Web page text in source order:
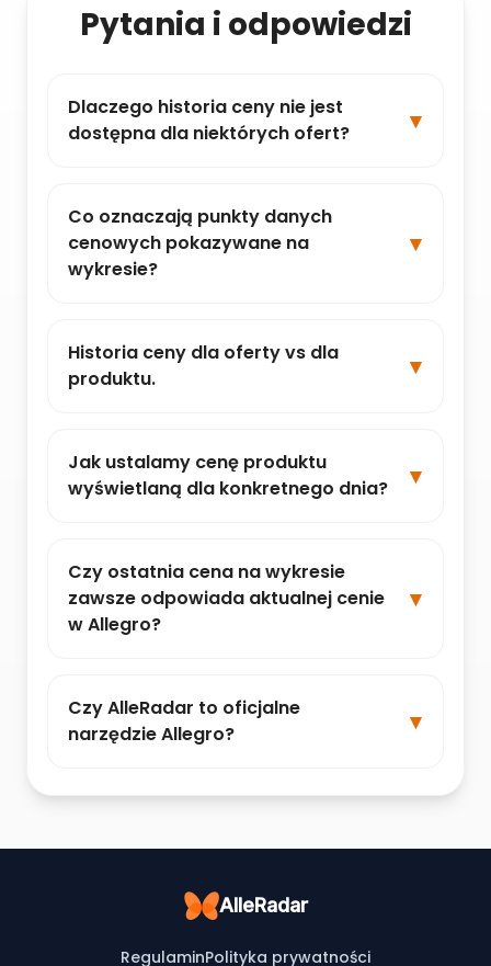
Pytania i odpowiedzi
Dlaczego historia ceny nie jest
dostępna dla niektórych ofert?
Co oznaczają punkty danych
cenowych pokazywane na
wykresie?
Historia ceny dla oferty vs dla
produktu.
Jak ustalamy cenę produktu
wyświetlaną dla konkretnego dnia?
Czy ostatnia cena na wykresie
zawsze odpowiada aktualnej cenie
w Allegro?
Czy AlleRadar to oficjalne
narzędzie Allegro?
AlleRadar
RegulaminPolityka prywatności